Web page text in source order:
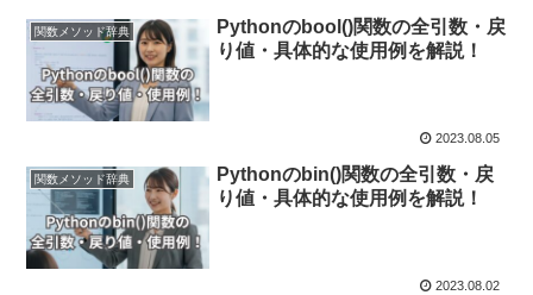
関数メソッド辞典
Pythonのbool()関数の全引数・戻
り値・具体的な使用例を解説！
2023.08.05
関数メソッド辞典
Pythonのbin()関数の全引数・戻
り値・具体的な使用例を解説！
2023.08.02